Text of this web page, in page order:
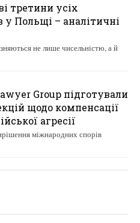
третини усіх
у Польщі – аналітичні
не лише чисельністю, а й
Group підготували
щодо компенсації
агресії
міжнародних спорів